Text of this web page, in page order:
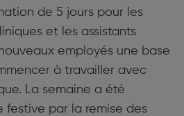
de 5 jours pour les
et les assistants
employés une base
à travailler avec
La semaine a été
festive par la remise des